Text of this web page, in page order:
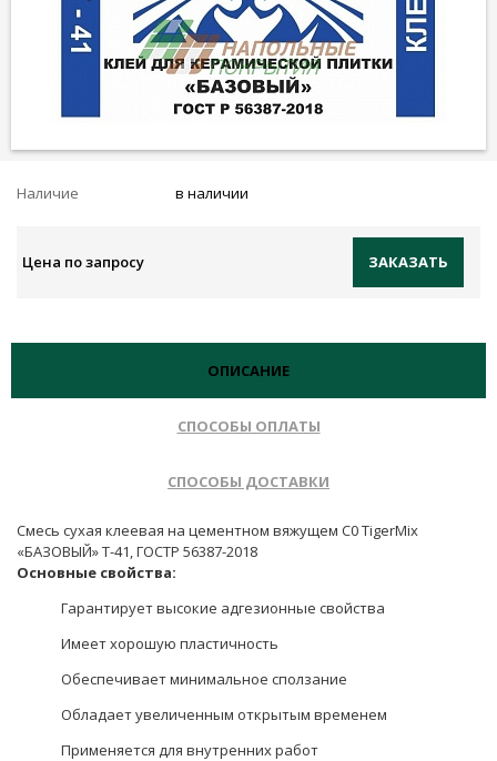
Наличие в наличии
Цена по запросу ЗАКАЗАТЬ
ОПИСАНИЕ
СПОСОБЫ ОПЛАТЫ
СПОСОБЫ ДОСТАВКИ
Смесь сухая клеевая на цементном вяжущем C0 TigerMix
«БАЗОВЫЙ» Т-41, ГОСТР 56387-2018
Основные свойства:
Гарантирует высокие адгезионные свойства
Имеет хорошую пластичность
Обеспечивает минимальное сползание
Обладает увеличенным открытым временем
Применяется для внутренних работ